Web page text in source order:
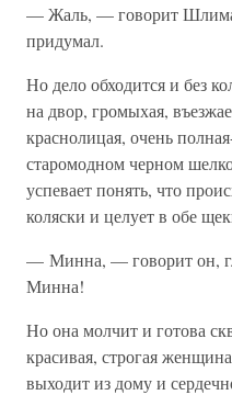
— Жаль, — говорит
придумал.
Но дело обходится и без
на двор, громыхая,
краснолицая, очень
старомодном черном
успевает понять, что
коляски и целует в обе
— Минна, — говорит он,
Минна!
Но она молчит и готова
красивая, строгая
выходит из дому и